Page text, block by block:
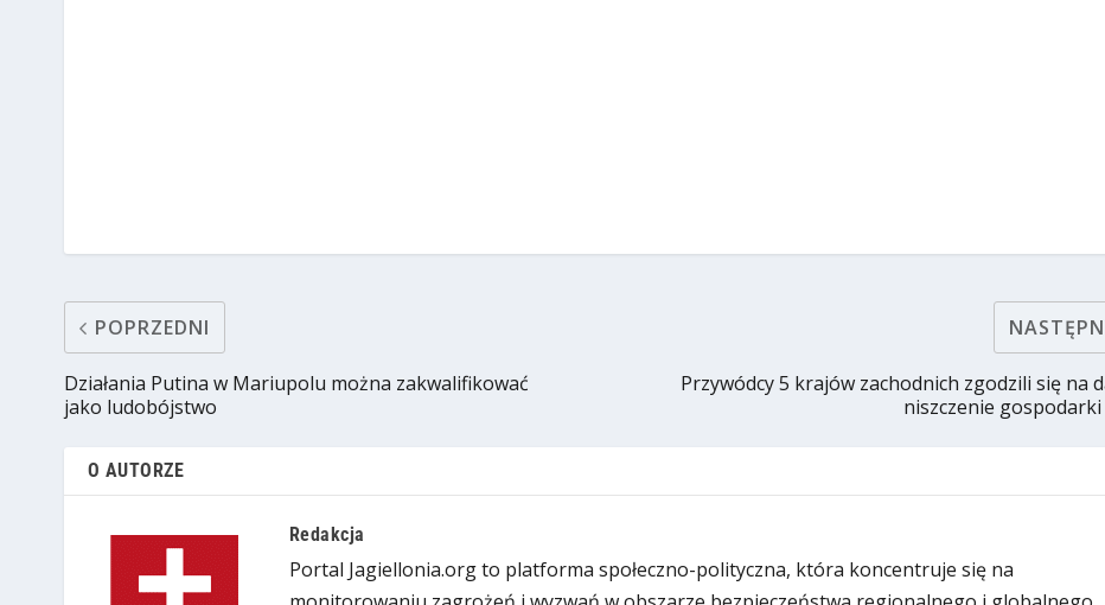
POPRZEDNI
Działania Putina w Mariupolu można zakwalifikować
jako ludobójstwo
Przywódcy 5 krajów zachodnich zgodzili się na
niszczenie gospodarki
O AUTORZE
Redakcja
Portal Jagiellonia.org to platforma społeczno-polityczna, która koncentruje się na